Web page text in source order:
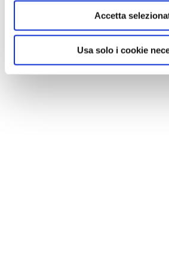
Accetta
Usa solo i cookie